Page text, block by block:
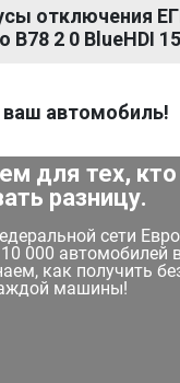
отключения
B78 2 0 BlueHDI
ваш автомобиль!
для тех,
разницу.
сети
000 автомобилей
как получить
машины!